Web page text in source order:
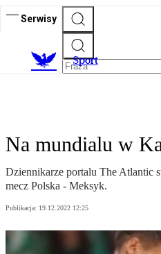
Serwisy
Sport
Na mundialu w
Dziennikarze portalu The Atlantic
mecz Polska - Meksyk.
Publikacja: 19.12.2022 12:25